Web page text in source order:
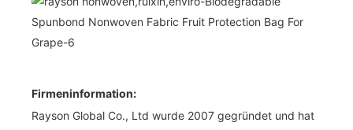
Firmeninformation:
Rayson Global Co., Ltd wurde 2007 gegründet und hat